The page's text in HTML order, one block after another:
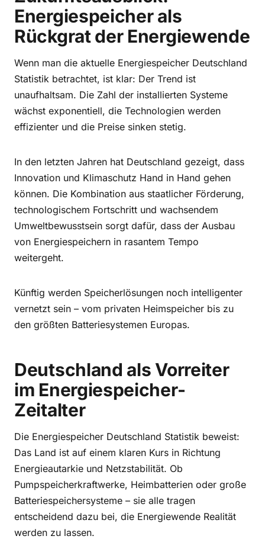
Energiespeicher als
Rückgrat der Energiewende
Wenn man die aktuelle Energiespeicher Deutschland
Statistik betrachtet, ist klar: Der Trend ist
unaufhaltsam. Die Zahl der installierten Systeme
wächst exponentiell, die Technologien werden
effizienter und die Preise sinken stetig.
In den letzten Jahren hat Deutschland gezeigt, dass
Innovation und Klimaschutz Hand in Hand gehen
können. Die Kombination aus staatlicher Förderung,
technologischem Fortschritt und wachsendem
Umweltbewusstsein sorgt dafür, dass der Ausbau
von Energiespeichern in rasantem Tempo
weitergeht.
Künftig werden Speicherlösungen noch intelligenter
vernetzt sein – vom privaten Heimspeicher bis zu
den größten Batteriesystemen Europas.
Deutschland als Vorreiter
im Energiespeicher-
Zeitalter
Die Energiespeicher Deutschland Statistik beweist:
Das Land ist auf einem klaren Kurs in Richtung
Energieautarkie und Netzstabilität. Ob
Pumpspeicherkraftwerke, Heimbatterien oder große
Batteriespeichersysteme – sie alle tragen
entscheidend dazu bei, die Energiewende Realität
werden zu lassen.